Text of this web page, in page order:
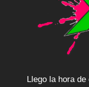
Llego la hora